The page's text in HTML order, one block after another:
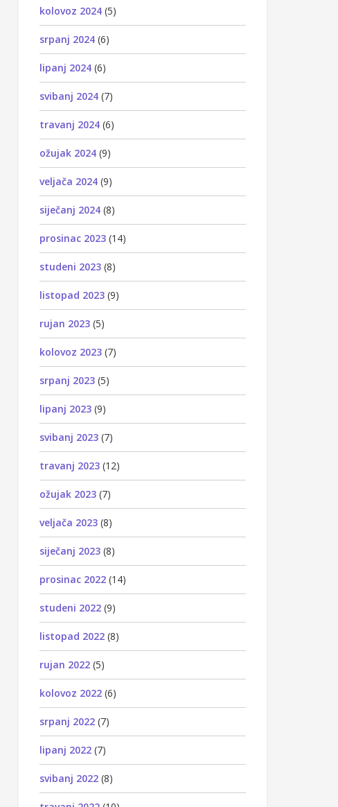
kolovoz 2024 (5)
srpanj 2024 (6)
lipanj 2024 (6)
svibanj 2024 (7)
travanj 2024 (6)
ožujak 2024 (9)
veljača 2024 (9)
siječanj 2024 (8)
prosinac 2023 (14)
studeni 2023 (8)
listopad 2023 (9)
rujan 2023 (5)
kolovoz 2023 (7)
srpanj 2023 (5)
lipanj 2023 (9)
svibanj 2023 (7)
travanj 2023 (12)
ožujak 2023 (7)
veljača 2023 (8)
siječanj 2023 (8)
prosinac 2022 (14)
studeni 2022 (9)
listopad 2022 (8)
rujan 2022 (5)
kolovoz 2022 (6)
srpanj 2022 (7)
lipanj 2022 (7)
svibanj 2022 (8)